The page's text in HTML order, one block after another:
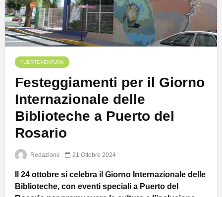
FUERTEVENTURA
Festeggiamenti per il Giorno
Internazionale delle
Biblioteche a Puerto del
Rosario
Redazione 21 Ottobre 2024
Il 24 ottobre si celebra il Giorno Internazionale delle
Biblioteche, con eventi speciali a Puerto del